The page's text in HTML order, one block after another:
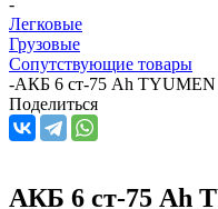
Легковые
Грузовые
Сопутствующие товары
-АКБ 6 ст-75 Аh
Поделиться
АКБ 6 ст-75 Аh